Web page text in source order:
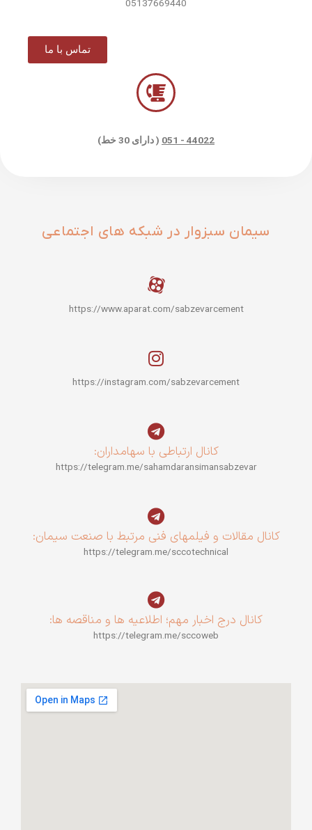
05137669440
تماس با ما
44022 - 051 ( دارای 30 خط)
سیمان سبزوار در شبکه های اجتماعی
https://www.aparat.com/sabzevarcement
https://instagram.com/sabzevarcement
کانال ارتباطی با سهامداران:
https://telegram.me/sahamdaransimansabzevar
کانال مقالات و فیلمهای فنی مرتبط با صنعت سیمان:
https://telegram.me/sccotechnical
کانال درج اخبار مهم؛ اطلاعیه ها و مناقصه ها:
https://telegram.me/sccoweb